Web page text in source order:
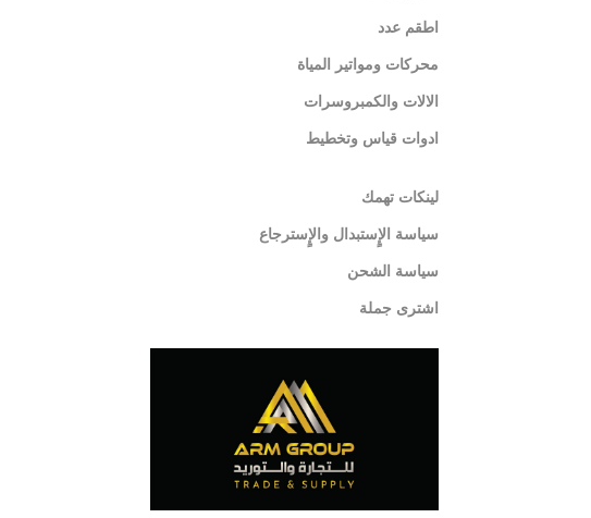
اطقم عدد
محركات ومواتير المياة
الالات والكمبروسرات
ادوات قياس وتخطيط
لينكات تهمك
سياسة الإٍستبدال والإٍسترجاع
سياسة الشحن
اشترى جملة